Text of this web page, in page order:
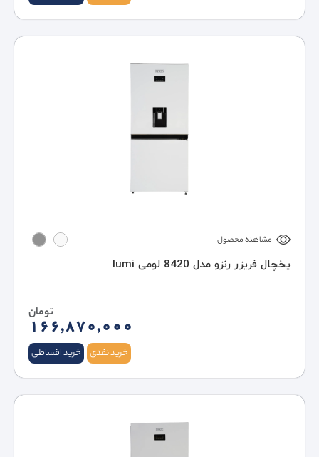
مشاهده محصول
یخچال فریزر رنزو مدل 8420 لومی lumi
166,870,000
تومان
خرید نقدی خرید اقساطی